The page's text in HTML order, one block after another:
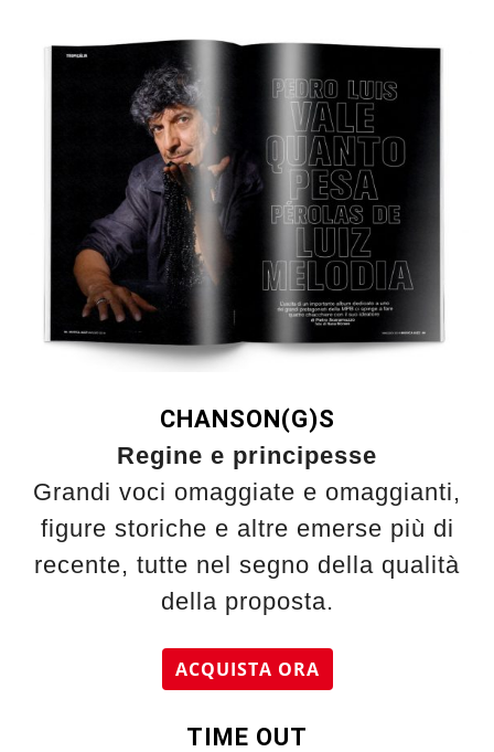
CHANSON(G)S
Regine e principesse
Grandi voci omaggiate e omaggianti,
figure storiche e altre emerse più di
recente, tutte nel segno della qualità
della proposta.
ACQUISTA ORA
TIME OUT